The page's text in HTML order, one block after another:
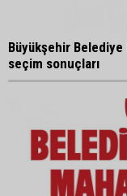
Büyükşehir Belediye
seçim sonuçları